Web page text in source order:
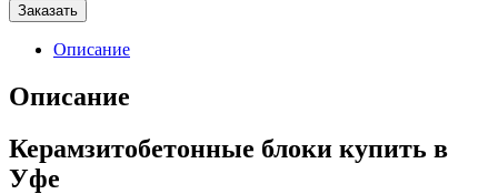
Заказать
Описание
Описание
Керамзитобетонные блоки купить в
Уфе